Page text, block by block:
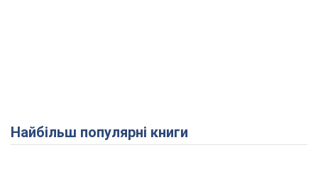
Найбільш популярні книги